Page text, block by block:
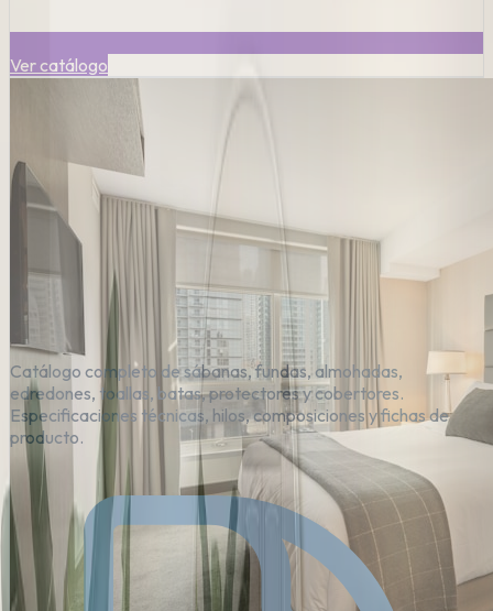
Ver catálogo
Catálogo completo de sábanas, fundas, almohadas,
edredones, toallas, batas, protectores y cobertores.
Especificaciones técnicas, hilos, composiciones y fichas de
producto.